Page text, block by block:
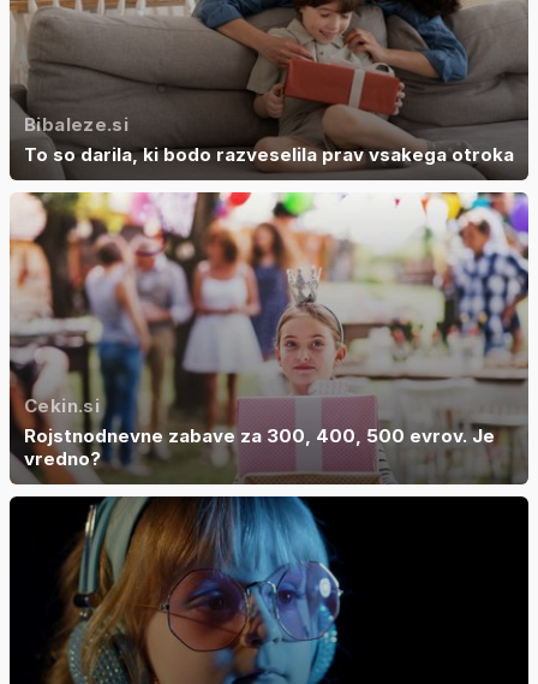
Bibaleze.si
To so darila, ki bodo razveselila prav vsakega otroka
Cekin.si
Rojstnodnevne zabave za 300, 400, 500 evrov. Je
vredno?